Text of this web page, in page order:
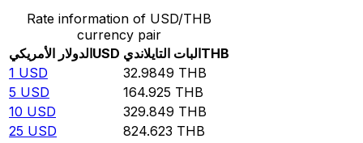
Rate information of USD/THB
currency pair
الدولار الأمريكيUSD البات التايلانديTHB
1 USD 32.9849 THB
5 USD 164.925 THB
10 USD 329.849 THB
25 USD 824.623 THB